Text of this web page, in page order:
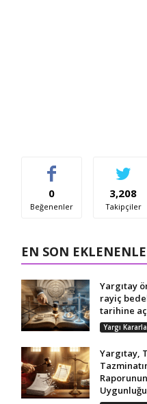
0
Beğenenler
3,208
Takipçiler
EN SON
Yargıtay
rayiç
tarihine
Yargı
Yargıtay,